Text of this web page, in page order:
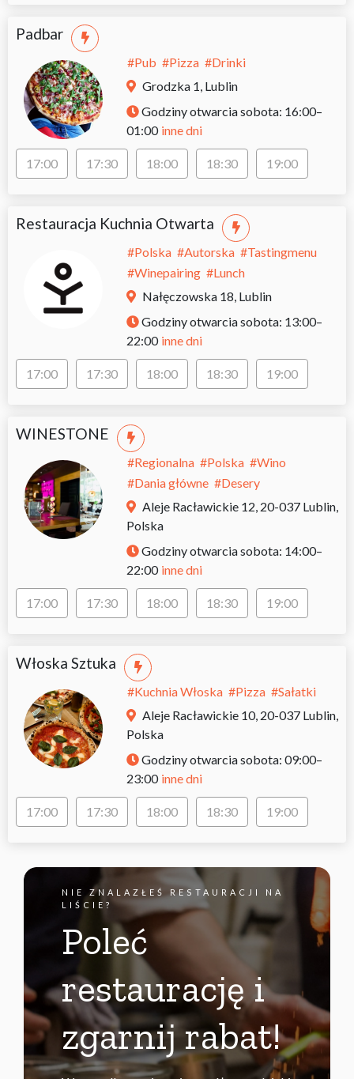
Padbar
#Pub #Pizza #Drinki
Grodzka 1, Lublin
Godziny otwarciasobota: 16:00–
01:00 inne dni
17:00 17:30 18:00 18:30 19:00
Restauracja Kuchnia Otwarta
#Polska #Autorska #Tastingmenu
#Winepairing #Lunch
Nałęczowska 18, Lublin
Godziny otwarciasobota: 13:00–
22:00 inne dni
17:00 17:30 18:00 18:30 19:00
WINESTONE
#Regionalna #Polska #Wino
#Dania główne #Desery
Aleje Racławickie 12, 20-037 Lublin,
Polska
Godziny otwarciasobota: 14:00–
22:00 inne dni
17:00 17:30 18:00 18:30 19:00
Włoska Sztuka
#Kuchnia Włoska #Pizza #Sałatki
Aleje Racławickie 10, 20-037 Lublin,
Polska
Godziny otwarciasobota: 09:00–
23:00 inne dni
17:00 17:30 18:00 18:30 19:00
NIE ZNALAZŁEŚ RESTAURACJI NA
LIŚCIE?
Poleć
restaurację i
zgarnij rabat!